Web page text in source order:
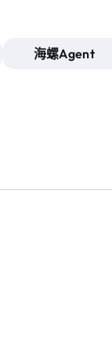
海螺Agent